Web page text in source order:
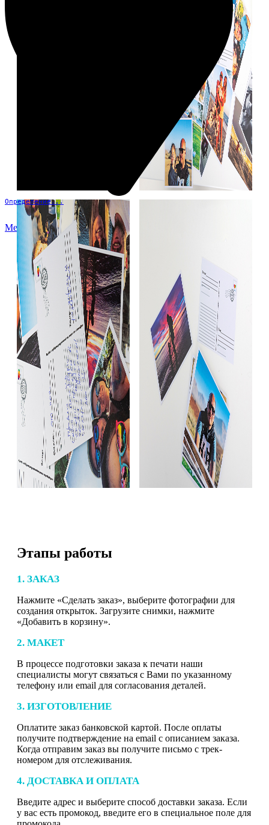
Определение...
Меню
Этапы работы
1. ЗАКАЗ
Нажмите «Сделать заказ», выберите фотографии для
создания открыток. Загрузите снимки, нажмите
«Добавить в корзину».
2. МАКЕТ
В процессе подготовки заказа к печати наши
специалисты могут связаться с Вами по указанному
телефону или email для согласования деталей.
3. ИЗГОТОВЛЕНИЕ
Оплатите заказ банковской картой. После оплаты
получите подтверждение на email с описанием заказа.
Когда отправим заказ вы получите письмо с трек-
номером для отслеживания.
4. ДОСТАВКА И ОПЛАТА
Введите адрес и выберите способ доставки заказа. Если
у вас есть промокод, введите его в специальное поле для